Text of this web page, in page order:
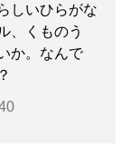
しいひらがな
、くものう
か。なんで